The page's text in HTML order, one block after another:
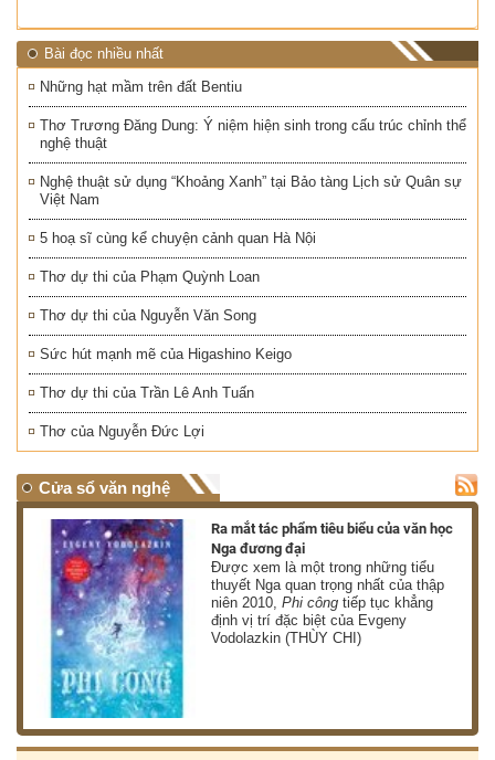
Bài đọc nhiều nhất
Những hạt mầm trên đất Bentiu
Thơ Trương Đăng Dung: Ý niệm hiện sinh trong cấu trúc chỉnh thể
nghệ thuật
Nghệ thuật sử dụng “Khoảng Xanh” tại Bảo tàng Lịch sử Quân sự
Việt Nam
5 hoạ sĩ cùng kể chuyện cảnh quan Hà Nội
Thơ dự thi của Phạm Quỳnh Loan
Thơ dự thi của Nguyễn Văn Song
Sức hút mạnh mẽ của Higashino Keigo
Thơ dự thi của Trần Lê Anh Tuấn
Thơ của Nguyễn Đức Lợi
Cửa sổ văn nghệ
Ra mắt tác phẩm tiêu biểu của văn học
Nga đương đại
Được xem là một trong những tiểu
thuyết Nga quan trọng nhất của thập
niên 2010,Phi công tiếp tục khẳng
định vị trí đặc biệt của Evgeny
Vodolazkin (THÙY CHI)